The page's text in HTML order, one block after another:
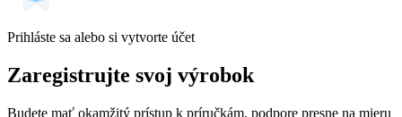
Prihláste sa alebo si vytvorte účet
Zaregistrujte svoj výrobok
Budete mať okamžitý prístup k príručkám, podpore presne na mieru